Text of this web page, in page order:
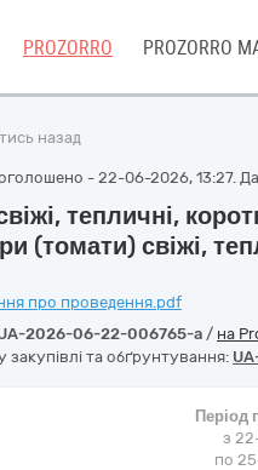
PROZORRO PROZORRO
назад
- 22-06-2026, 13:27.
тепличні,
(томати) свіжі,
про проведення.pdf
2026-06-22-006765-a / на
закупівлі та обґрунтування:
Період
з
по